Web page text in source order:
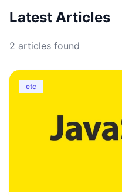
Latest Articles
2 articles found
etc